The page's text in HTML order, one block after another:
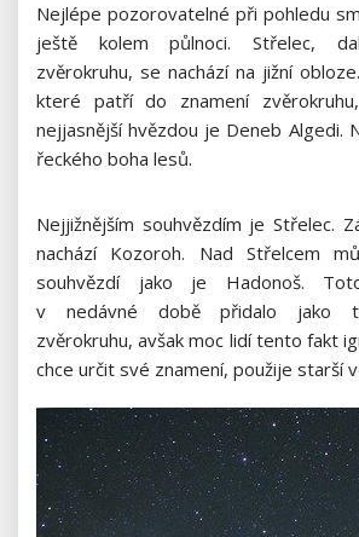
Nejlépe pozorovatelné při pohledu
ještě kolem půlnoci. Střelec,
zvěrokruhu, se nachází na jižní
které patří do znamení
nejjasnější hvězdou je Deneb Algedi.
řeckého boha lesů.
Nejjižnějším souhvězdím je Střelec.
nachází Kozoroh. Nad Střelcem
souhvězdí jako je Hadonoš.
v nedávné době přidalo jako
zvěrokruhu, avšak moc lidí tento fakt
chce určit své znamení, použije starší